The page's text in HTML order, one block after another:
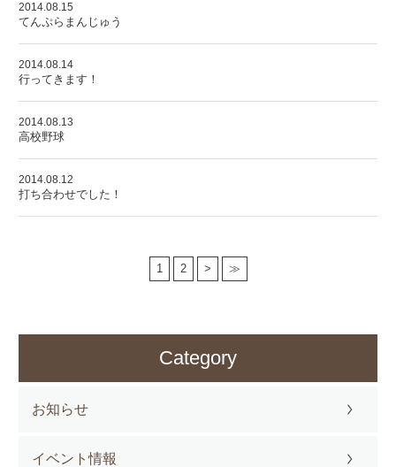
2014.08.15
てんぷらまんじゅう
2014.08.14
行ってきます！
2014.08.13
高校野球
2014.08.12
打ち合わせでした！
1 2 > ≫
Category
お知らせ
イベント情報